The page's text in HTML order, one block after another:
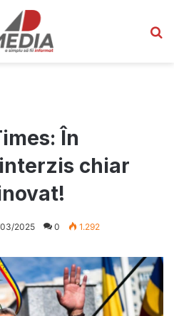
În
chiar
2025 0 1.292